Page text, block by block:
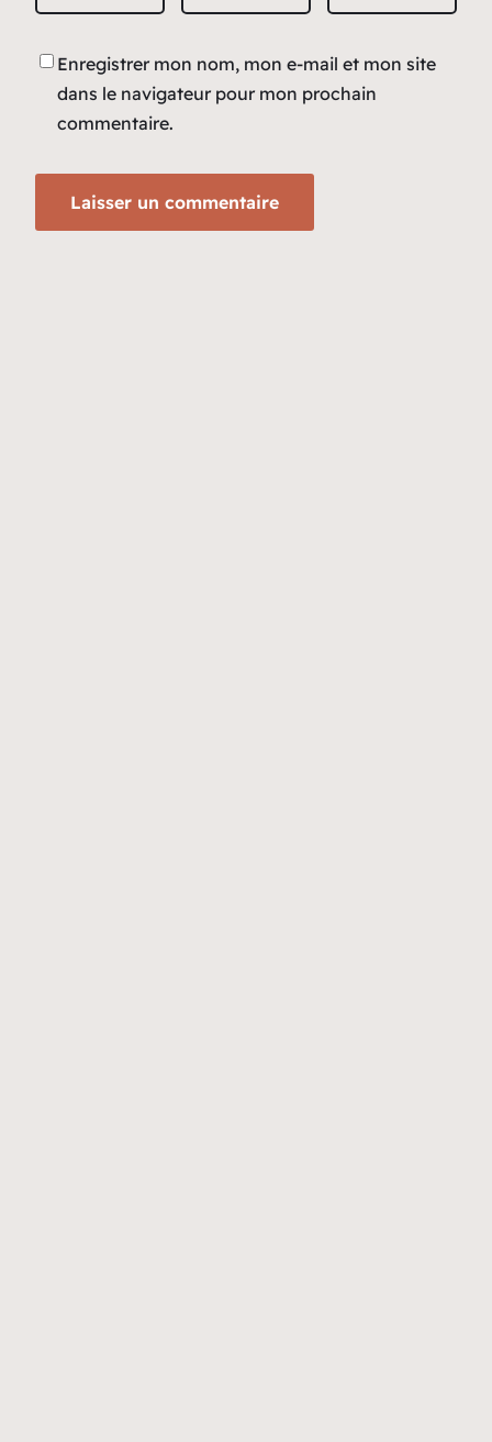
Enregistrer mon nom, mon e-mail et mon site
dans le navigateur pour mon prochain
commentaire.